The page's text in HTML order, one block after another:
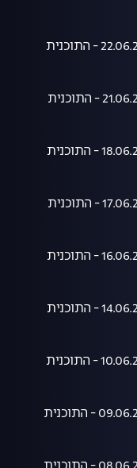
הצינור 22.06.2026 - התוכנית
הצינור 21.06.2026 - התוכנית
הצינור 18.06.2026 - התוכנית
הצינור 17.06.2026 - התוכנית
הצינור 16.06.2026 - התוכנית
הצינור 14.06.2026 - התוכנית
הצינור 10.06.2026 - התוכנית
הצינור 09.06.2026 - התוכנית